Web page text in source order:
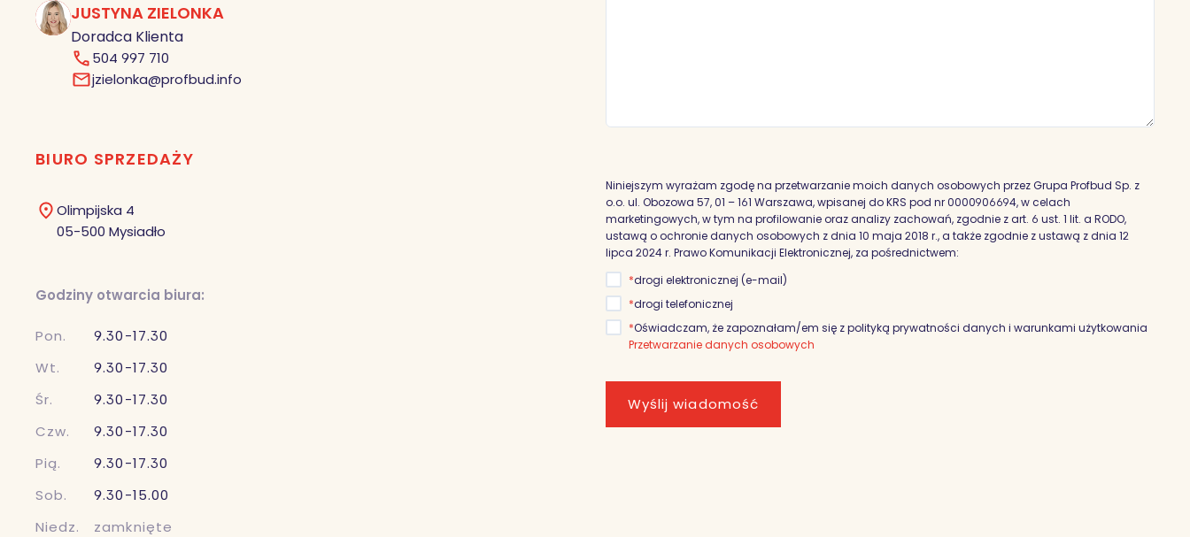
JZ JUSTYNA ZIELONKA
Doradca Klienta
504 997 710
jzielonka@profbud.info
BIURO SPRZEDAŻY
Olimpijska 4
05-500 Mysiadło
Godziny otwarcia biura:
Pon.
9.30-17.30
Wt.
9.30-17.30
Śr.
9.30-17.30
Czw.
9.30-17.30
Pią.
9.30-17.30
Sob.
9.30-15.00
Niedz.
zamknięte
Niniejszym wyrażam zgodę na przetwarzanie moich danych osobowych przez Grupa Profbud Sp. z
o.o. ul. Obozowa 57, 01 – 161 Warszawa, wpisanej do KRS pod nr 0000906694, w celach
marketingowych, w tym na profilowanie oraz analizy zachowań, zgodnie z art. 6 ust. 1 lit. a RODO,
ustawą o ochronie danych osobowych z dnia 10 maja 2018 r., a także zgodnie z ustawą z dnia 12
lipca 2024 r. Prawo Komunikacji Elektronicznej, za pośrednictwem:
*drogi elektronicznej (e-mail)
*drogi telefonicznej
*Oświadczam, że zapoznałam/em się z polityką prywatności danych i warunkami użytkowania
Przetwarzanie danych osobowych
Wyślij wiadomość